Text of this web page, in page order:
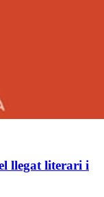
llegat literari i